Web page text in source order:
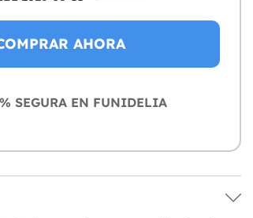
AHORA
SEGURA EN FUNIDELIA